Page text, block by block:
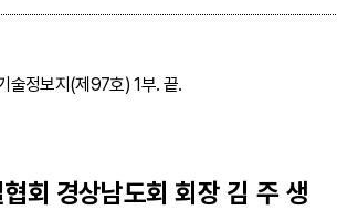
술정보지(제97호) 1부. 끝.
회 경상남도회 회장 김 주 생